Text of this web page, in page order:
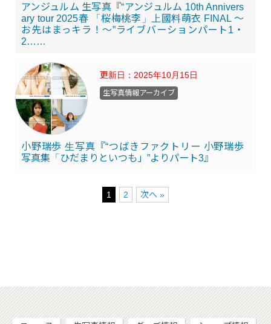
アンジュルム 生写真『“アンジュルム 10th Annivers
ary tour 2025春 「桜梅桃李」上國料萌衣 FINAL ～
お先はまっキラ！～”ライブバーションパート1・
2……
更新日： 2025年10月15日
小野瑞歩 生写真『“つばきファクトリー 小野瑞歩
写真集「ひだまりといつも」”よりパート3』
生写真情報アーカイブ
1 2 次へ »